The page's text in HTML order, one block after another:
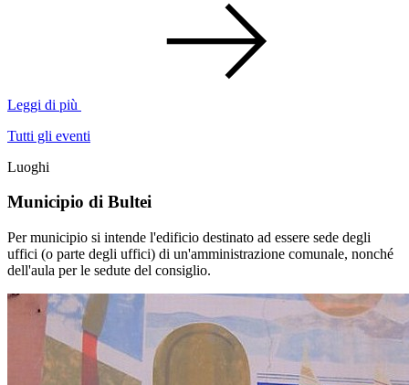
Leggi di più
Tutti gli eventi
Luoghi
Municipio di Bultei
Per municipio si intende l'edificio destinato ad essere sede degli
uffici (o parte degli uffici) di un'amministrazione comunale, nonché
dell'aula per le sedute del consiglio.